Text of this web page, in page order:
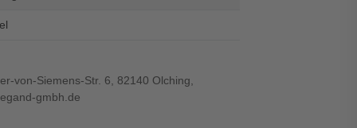
von-Siemens-Str. 6, 82140 Olching,
gmbh.de